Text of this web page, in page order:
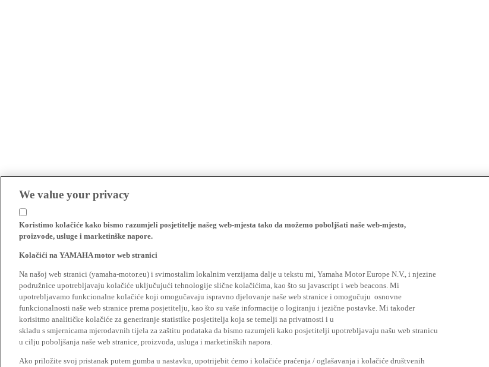
We value your privacy
Koristimo kolačiće kako bismo razumjeli posjetitelje našeg web-mjesta tako da možemo poboljšati naše web-mjesto,
proizvode, usluge i marketinške napore.
Kolačići na YAMAHA motor web stranici
Na našoj web stranici (yamaha-motor.eu) i svimostalim lokalnim verzijama dalje u tekstu mi, Yamaha Motor Europe N.V., i njezine
podružnice upotrebljavaju kolačiće uključujući tehnologije slične kolačićima, kao što su javascript i web beacons. Mi
upotrebljavamo funkcionalne kolačiće koji omogučavaju ispravno djelovanje naše web stranice i omogučuju osnovne
funkcionalnosti naše web stranice prema posjetitelju, kao što su vaše informacije o logiranju i jezične postavke. Mi također
korisitmo analitičke kolačiće za generiranje statistike posjetitelja koja se temelji na privatnosti i u
skladu s smjernicama mjerodavnih tijela za zaštitu podataka da bismo razumjeli kako posjetitelji upotrebljavaju našu web stranicu
u cilju poboljšanja naše web stranice, proizvoda, usluga i marketinških napora.
Ako priložite svoj pristanak putem gumba u nastavku, upotrijebit ćemo i kolačiće praćenja / oglašavanja i kolačiće društvenih